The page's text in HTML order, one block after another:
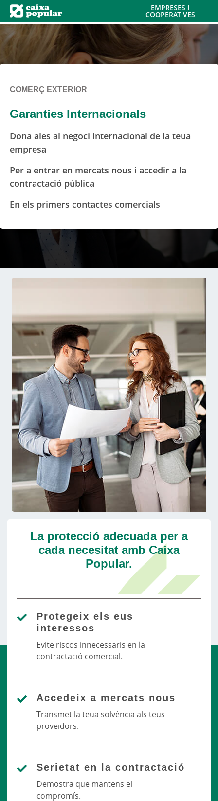
main
contentt
EMPRESES I
COOPERATIVES
COMERÇ EXTERIOR
Garanties Internacionals
Dona ales al negoci internacional de la teua
empresa
Per a entrar en mercats nous i accedir a la
contractació pública
En els primers contactes comercials
La protecció adecuada per a
cada necesitat amb Caixa
Popular.
Protegeix els eus
interessos
Evite riscos innecessaris en la
contractació comercial.
Accedeix a mercats nous
Transmet la teua solvència als teus
proveïdors.
Serietat en la contractació
Demostra que mantens el
compromís.